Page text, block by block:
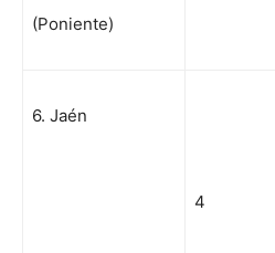
(Poniente)
6. Jaén
4